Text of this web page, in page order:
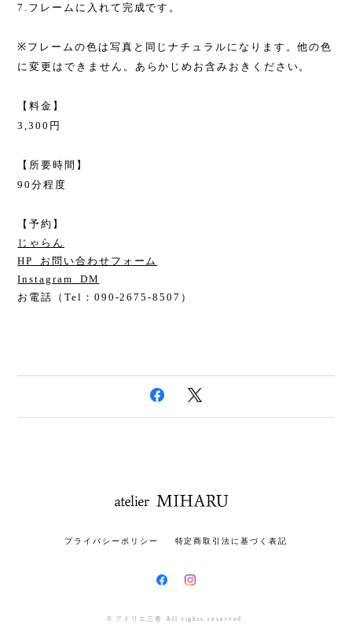
7. フレームに入れて完成です。
※ フレームの色は写真と同じナチュラルになります。他の色
に変更はできません。あらかじめお含みおきください。
【料金】
3,300 円
【所要時間】
90分程度
【予約】
じゃらん
HP_お問い合わせフォーム
Instagram_DM
お電話（Tel：090-2675-8507 ）
プライバシーポリシー 特定商取引法に基づく表記
© アトリエ三春 All rights reserved.